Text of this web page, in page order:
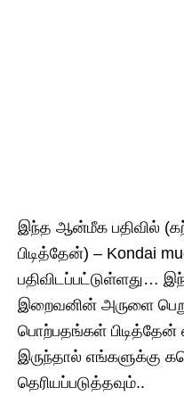
இந்த ஆன்மீக பதிவில்
பிடித்தேன்) – Kondai
பதிவிடப்பட்டுள்ளது…
இறைவனின் அருளை
பொற்பதங்கள் பிடித்தேன்
இருந்தால் எங்களுக்கு
தெரியப்படுத்தவும்..